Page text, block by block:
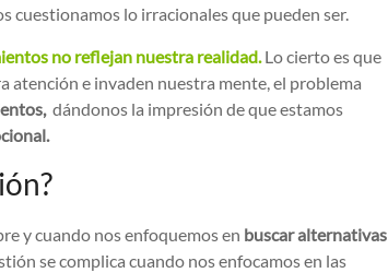
cuestionamos lo irracionales que pueden ser.
no reflejan nuestra realidad.Lo cierto es que
e invaden nuestra mente, el problema
dándonos la impresión de que estamos
y cuando nos enfoquemos en buscar alternativas
se complica cuando nos enfocamos en las